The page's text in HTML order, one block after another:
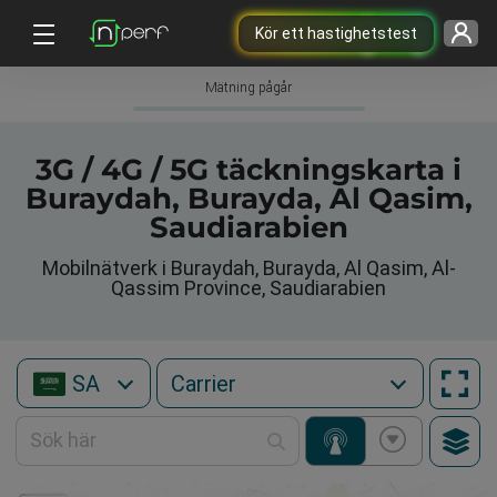
Kör ett hastighetstest
Mätning pågår
3G / 4G / 5G täckningskarta i
Buraydah, Burayda, Al Qasim,
Saudiarabien
Mobilnätverk i Buraydah, Burayda, Al Qasim, Al-
Qassim Province, Saudiarabien
SA